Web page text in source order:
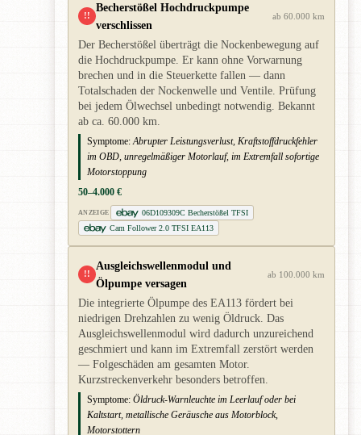
!!
Becherstößel Hochdruckpumpe
verschlissen
ab 60.000 km
Der Becherstößel überträgt die Nockenbewegung auf
die Hochdruckpumpe. Er kann ohne Vorwarnung
brechen und in die Steuerkette fallen — dann
Totalschaden der Nockenwelle und Ventile. Prüfung
bei jedem Ölwechsel unbedingt notwendig. Bekannt
ab ca. 60.000 km.
Symptome: Abrupter Leistungsverlust, Kraftstoffdruckfehler
im OBD, unregelmäßiger Motorlauf, im Extremfall sofortige
Motorstoppung
50–4.000 €
ANZEIGE
06D109309C Becherstößel TFSI
Cam Follower 2.0 TFSI EA113
!!
Ausgleichswellenmodul und
Ölpumpe versagen
ab 100.000 km
Die integrierte Ölpumpe des EA113 fördert bei
niedrigen Drehzahlen zu wenig Öldruck. Das
Ausgleichswellenmodul wird dadurch unzureichend
geschmiert und kann im Extremfall zerstört werden
— Folgeschäden am gesamten Motor.
Kurzstreckenverkehr besonders betroffen.
Symptome: Öldruck-Warnleuchte im Leerlauf oder bei
Kaltstart, metallische Geräusche aus Motorblock,
Motorstottern